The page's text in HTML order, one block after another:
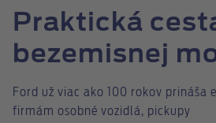
Praktická
bezemisnej
Ford už viac ako 100 rokov prináša
firmám osobné vozidlá, pickupy